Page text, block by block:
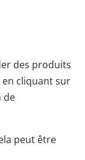
des produits
en cliquant sur
de
peut être